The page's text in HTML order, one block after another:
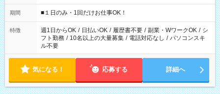
etc ★最短で3時間で5,120円のお仕事から 15時間で2万円近く稼
げるお仕事も！ ご希望のお時間に合わせてご紹介！ ※シフトは
ください！
期間 ■１日のみ・1回だけお仕事OK！
特徴 週1日からOK / 日払いOK / 履歴書不要 / 副業・WワークOK / シ
フト勤務 / 10名以上の大量募集 / 電話対応なし / パソコンスキ
ル不要
気になる！ 応募する 詳細へ